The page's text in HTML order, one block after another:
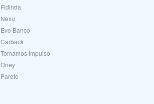
Fidinda
Nexu
Evo Banco
Carback
Tomamos impulso
Oney
Pareto